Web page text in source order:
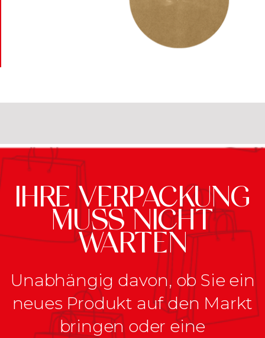
IHRE VERPACKUNG
MUSS NICHT
WARTEN
Unabhängig davon, ob Sie ein
neues Produkt auf den Markt
bringen oder eine